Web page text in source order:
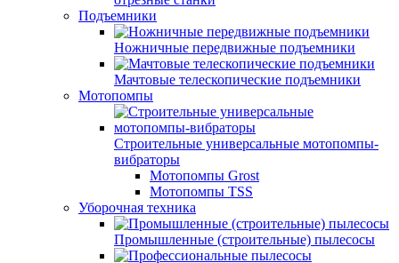
Подъемники
Ножничные передвижные подъемники
Мачтовые телескопические подъемники
Мотопомпы
Строительные универсальные мотопомпы-
вибраторы
Мотопомпы Grost
Мотопомпы TSS
Уборочная техника
Промышленные (строительные) пылесосы